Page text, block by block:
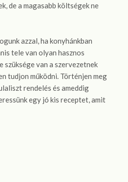
de a magasabb költségek ne
azzal, ha konyhánkban
tele van olyan hasznos
szüksége van a szervezetnek
tudjon működni. Történjen meg
rendelés és ameddig
egy jó kis receptet, amit